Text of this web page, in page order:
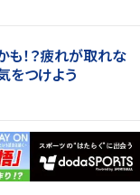
！？疲れが取れな
をつけよう